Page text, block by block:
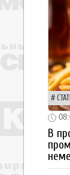
В